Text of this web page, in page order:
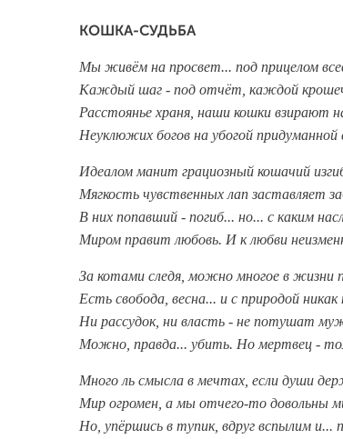
КОШКА-СУДЬБА
Мы живём на просвет... под прицелом
Каждый шаг - под отчёт, каждой
Расстоянье храня, наши кошки взирают
Неуклюжих богов на убогой придуманной
Идеалом манит грациозный кошачий
Мягкость чувственных лап заставляет
В них попавший - погиб... но... с каким
Миром правит любовь. И к любви
За котами следя, можно многое в жизни
Есть свобода, весна... и с природой
Ни рассудок, ни власть - не потушат
Можно, правда... убить. Но мертвец -
Много ль смысла в мечтах, если души
Мир огромен, а мы отчего-то довольны
Но, упёршись в тупик, вдруг вспылим